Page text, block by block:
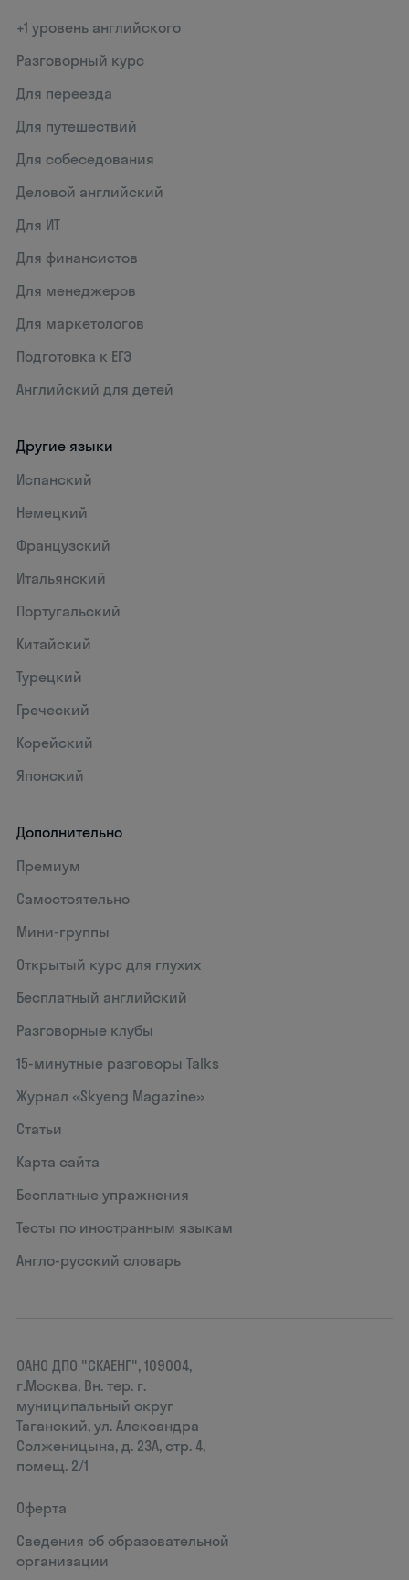
+1 уровень английского
Разговорный курс
Для переезда
Для путешествий
Для собеседования
Деловой английский
Для ИТ
Для финансистов
Для менеджеров
Для маркетологов
Подготовка к ЕГЭ
Английский для детей
Другие языки
Испанский
Немецкий
Французский
Итальянский
Португальский
Китайский
Турецкий
Греческий
Корейский
Японский
Дополнительно
Премиум
Самостоятельно
Мини-группы
Открытый курс для глухих
Бесплатный английский
Разговорные клубы
15‑минутные разговоры Talks
Журнал «Skyeng Magazine»
Статьи
Карта сайта
Бесплатные упражнения
Тесты по иностранным языкам
Англо-русский словарь
ОАНО ДПО "СКАЕНГ", 109004,
г.Москва, Вн. тер. г.
муниципальный округ
Таганский, ул. Александра
Солженицына, д. 23А, стр. 4,
помещ. 2/1
Оферта
Сведения об образовательной
организации